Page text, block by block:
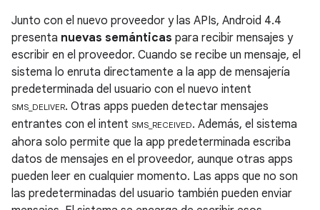
Junto con el nuevo proveedor y las APIs, Android 4.4
presenta nuevas semánticas para recibir mensajes y
escribir en el proveedor. Cuando se recibe un mensaje, el
sistema lo enruta directamente a la app de mensajería
predeterminada del usuario con el nuevo intent
SMS_DELIVER. Otras apps pueden detectar mensajes
entrantes con el intent SMS_RECEIVED. Además, el sistema
ahora solo permite que la app predeterminada escriba
datos de mensajes en el proveedor, aunque otras apps
pueden leer en cualquier momento. Las apps que no son
las predeterminadas del usuario también pueden enviar